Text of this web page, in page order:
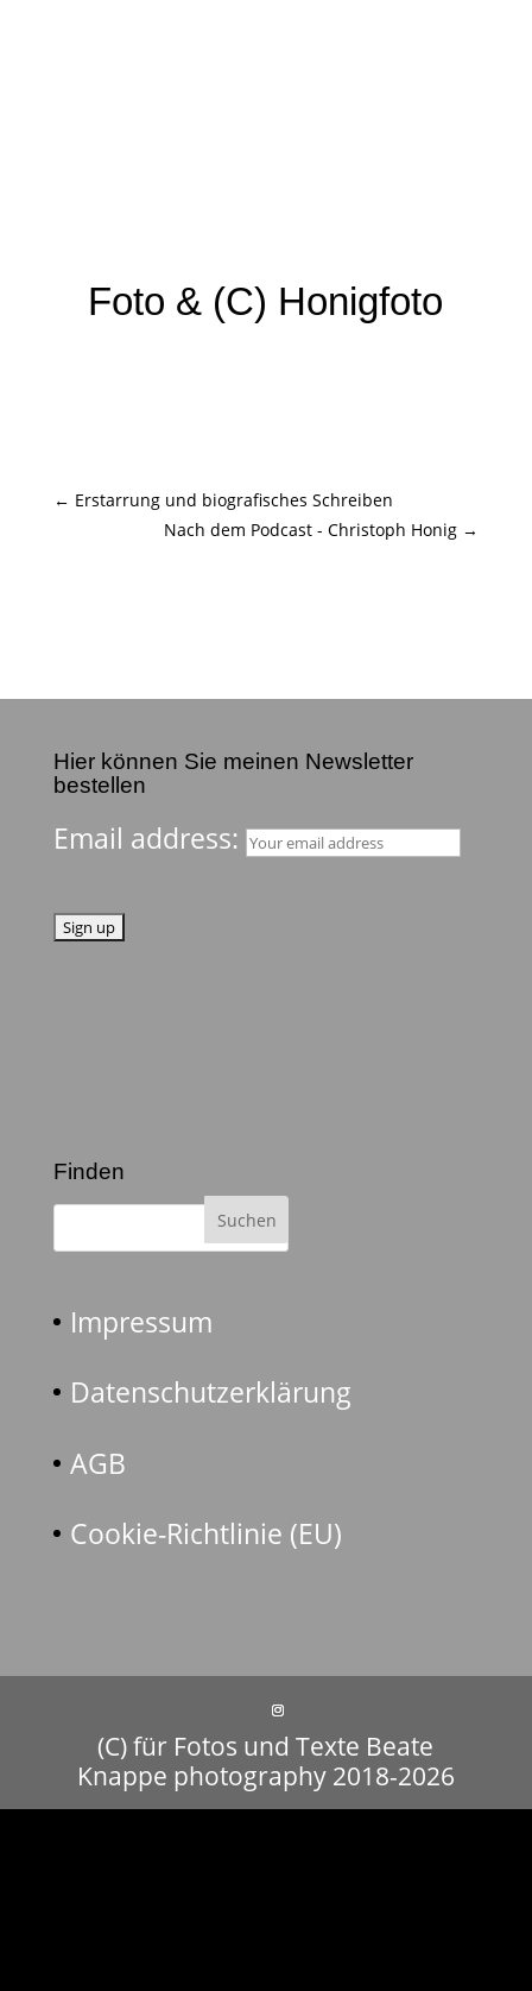
Foto & (C) Honigfoto
← Erstarrung und biografisches Schreiben
Nach dem Podcast - Christoph Honig →
Hier können Sie meinen Newsletter
bestellen
Email address:
Finden
Impressum
Datenschutzerklärung
AGB
Cookie-Richtlinie (EU)
(C) für Fotos und Texte Beate
Knappe photography 2018-2026